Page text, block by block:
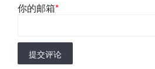
你的邮箱*
提交评论